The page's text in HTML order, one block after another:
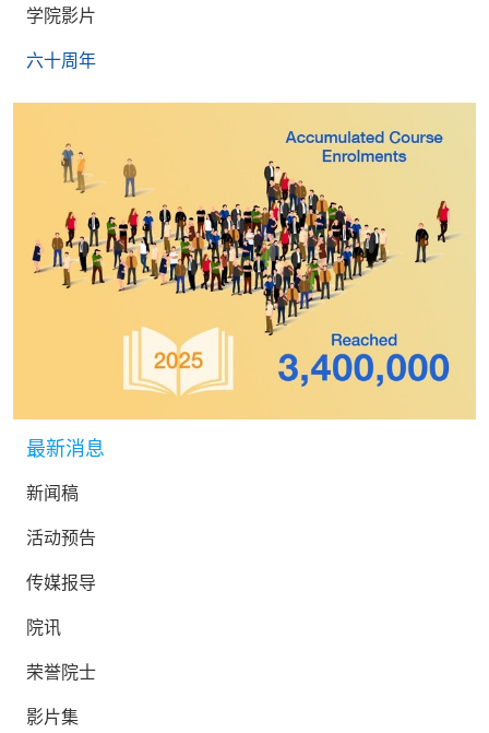
学院影片
六十周年
最新消息
新闻稿
活动预告
传媒报导
院讯
荣誉院士
影片集